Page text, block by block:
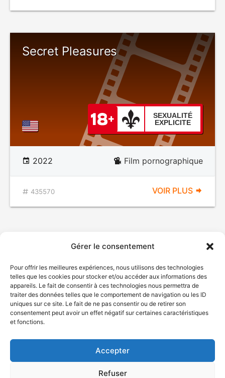
Gérer le consentement
Pour offrir les meilleures expériences, nous utilisons des technologies
telles que les cookies pour stocker et/ou accéder aux informations des
appareils. Le fait de consentir à ces technologies nous permettra de
traiter des données telles que le comportement de navigation ou les ID
uniques sur ce site. Le fait de ne pas consentir ou de retirer son
consentement peut avoir un effet négatif sur certaines caractéristiques
et fonctions.
Accepter
Refuser
Secret Pleasures
SEXUALITÉ
EXPLICITE
2022 Film pornographique
435570 VOIR PLUS
© Gouvernement du Québec, 2026
Plan du site
Accessibilité
Accès à l'information
Déclaration de services